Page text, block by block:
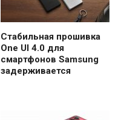
Стабильная прошивка
One UI 4.0 для
смартфонов Samsung
задерживается